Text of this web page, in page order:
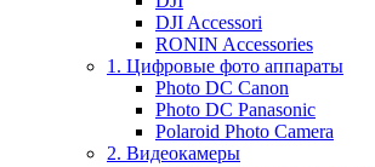
DJI Accessori
RONIN Accessories
1. Цифровые фото аппараты
Photo DC Canon
Photo DC Panasonic
Polaroid Photo Camera
2. Видеокамеры